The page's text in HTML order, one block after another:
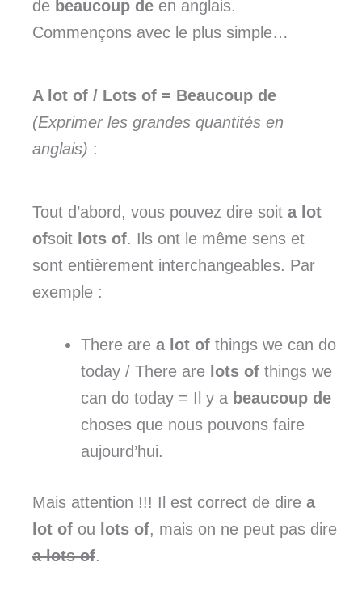
de beaucoup de en anglais.
Commençons avec le plus simple…
A lot of / Lots of = Beaucoup de
(Exprimer les grandes quantités en
anglais) :
Tout d’abord, vous pouvez dire soit a lot
ofsoit lots of. Ils ont le même sens et
sont entièrement interchangeables. Par
exemple :
There are a lot of things we can do
today / There are lots of things we
can do today = Il y a beaucoup de
choses que nous pouvons faire
aujourd’hui.
Mais attention !!! Il est correct de dire a
lot of ou lots of, mais on ne peut pas dire
alots of.